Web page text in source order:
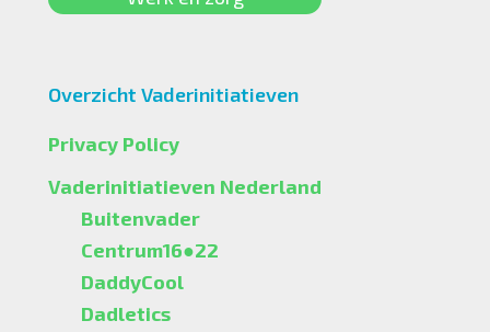
Overzicht Vaderinitiatieven
Privacy Policy
Vaderinitiatieven Nederland
Buitenvader
Centrum16●22
DaddyCool
Dadletics